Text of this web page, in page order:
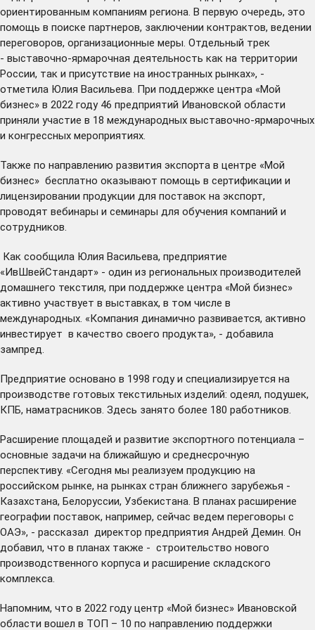
ориентированным компаниям региона. В первую очередь, это
помощь в поиске партнеров, заключении контрактов, ведении
переговоров, организационные меры. Отдельный трек
- выставочно-ярмарочная деятельность как на территории
России, так и присутствие на иностранных рынках», -
отметила Юлия Васильева. При поддержке центра «Мой
бизнес» в 2022 году 46 предприятий Ивановской области
приняли участие в 18 международных выставочно-ярмарочных
и конгрессных мероприятиях.
Также по направлению развития экспорта в центре «Мой
бизнес» бесплатно оказывают помощь в сертификации и
лицензировании продукции для поставок на экспорт,
проводят вебинары и семинары для обучения компаний и
сотрудников.
Как сообщила Юлия Васильева, предприятие
«ИвШвейСтандарт» - один из региональных производителей
домашнего текстиля, при поддержке центра «Мой бизнес»
активно участвует в выставках, в том числе в
международных. «Компания динамично развивается, активно
инвестирует в качество своего продукта», - добавила
зампред.
Предприятие основано в 1998 году и специализируется на
производстве готовых текстильных изделий: одеял, подушек,
КПБ, наматрасников. Здесь занято более 180 работников.
Расширение площадей и развитие экспортного потенциала –
основные задачи на ближайшую и среднесрочную
перспективу. «Сегодня мы реализуем продукцию на
российском рынке, на рынках стран ближнего зарубежья -
Казахстана, Белоруссии, Узбекистана. В планах расширение
географии поставок, например, сейчас ведем переговоры с
ОАЭ», - рассказал директор предприятия Андрей Демин. Он
добавил, что в планах также - строительство нового
производственного корпуса и расширение складского
комплекса.
Напомним, что в 2022 году центр «Мой бизнес» Ивановской
области вошел в ТОП – 10 по направлению поддержки